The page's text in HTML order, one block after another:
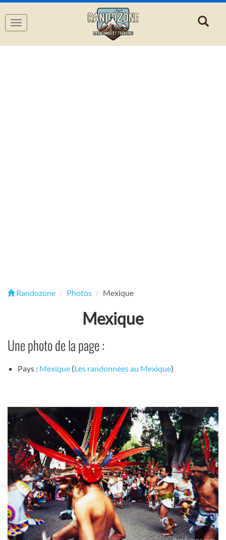
Navigation
Randozone Photos Mexique
Mexique
Une photo de la page :
Pays : Mexique (Les randonnées au Mexique)